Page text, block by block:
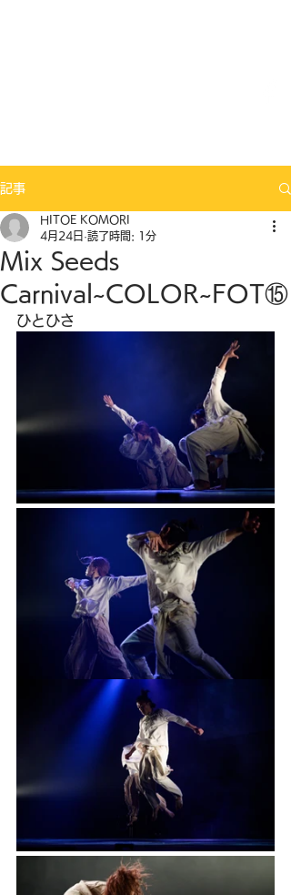
記事
Mix Seeds
Carnival~COLOR~FOT⑮
HITOE KOMORI
4月24日 読了時間: 1分
ひとひさ